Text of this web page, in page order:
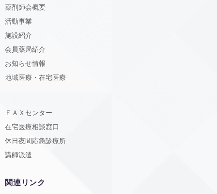
薬剤師会概要
活動事業
施設紹介
会員薬局紹介
お知らせ情報
地域医療・在宅医療
ＦＡＸセンター
在宅医療相談窓口
休日夜間応急診療所
講師派遣
関連リンク